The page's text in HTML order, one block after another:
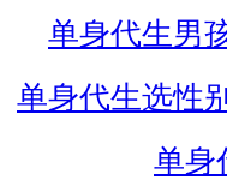
单身代生男
单身代生选性
单身